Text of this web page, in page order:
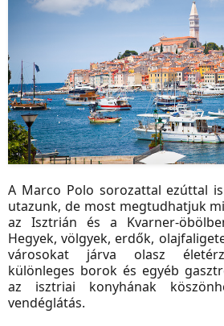
A Marco Polo sorozattal ezúttal
utazunk, de most megtudhatjuk
az Isztrián és a Kvarner-
Hegyek, völgyek, erdők,
városokat járva olasz
különleges borok és egyéb
az isztriai konyhának
vendéglátás.